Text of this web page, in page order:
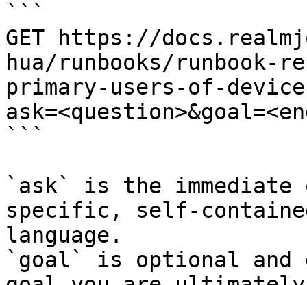
```
GET https://
hua/runbooks/runbook-
primary-users-of-
```
`ask` is the
specific, self-
language.
`goal` is optional and